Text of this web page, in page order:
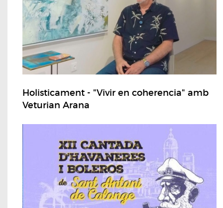
Holisticament - "Vivir en coherencia" amb
Veturian Arana